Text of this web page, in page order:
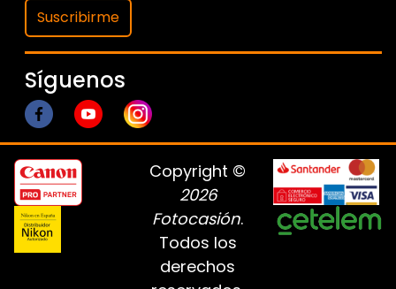
Suscribirme
Síguenos
Copyright ©
2026
Fotocasión.
Todos los
derechos